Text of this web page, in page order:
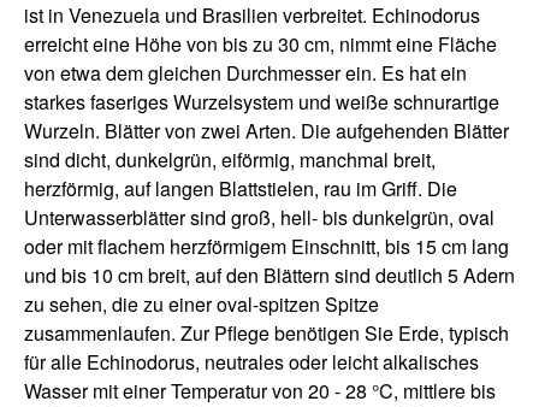
ist in Venezuela und Brasilien verbreitet. Echinodorus
erreicht eine Höhe von bis zu 30 cm, nimmt eine Fläche
von etwa dem gleichen Durchmesser ein. Es hat ein
starkes faseriges Wurzelsystem und weiße schnurartige
Wurzeln. Blätter von zwei Arten. Die aufgehenden Blätter
sind dicht, dunkelgrün, eiförmig, manchmal breit,
herzförmig, auf langen Blattstielen, rau im Griff. Die
Unterwasserblätter sind groß, hell- bis dunkelgrün, oval
oder mit flachem herzförmigem Einschnitt, bis 15 cm lang
und bis 10 cm breit, auf den Blättern sind deutlich 5 Adern
zu sehen, die zu einer oval-spitzen Spitze
zusammenlaufen. Zur Pflege benötigen Sie Erde, typisch
für alle Echinodorus, neutrales oder leicht alkalisches
Wasser mit einer Temperatur von 20 - 28 °C, mittlere bis